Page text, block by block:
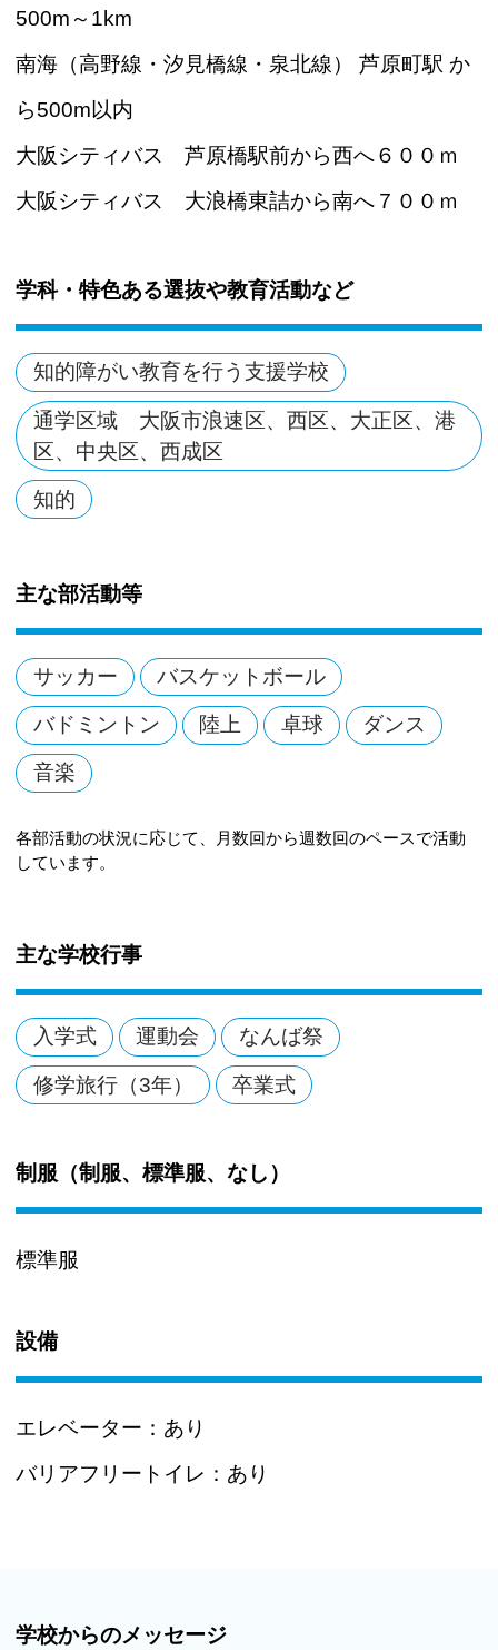
500m～1km
南海（高野線・汐見橋線・泉北線） 芦原町駅 か
ら500m以内
大阪シティバス 芦原橋駅前から西へ６００ｍ
大阪シティバス 大浪橋東詰から南へ７００ｍ
学科・特色ある選抜や教育活動など
知的障がい教育を行う支援学校
通学区域 大阪市浪速区、西区、大正区、港
区、中央区、西成区
知的
主な部活動等
サッカー バスケットボール
バドミントン 陸上 卓球 ダンス
音楽
各部活動の状況に応じて、月数回から週数回のペースで活動
しています。
主な学校行事
入学式 運動会 なんば祭
修学旅行（3年） 卒業式
制服（制服、標準服、なし）
標準服
設備
エレベーター： あり
バリアフリートイレ： あり
学校からのメッセージ